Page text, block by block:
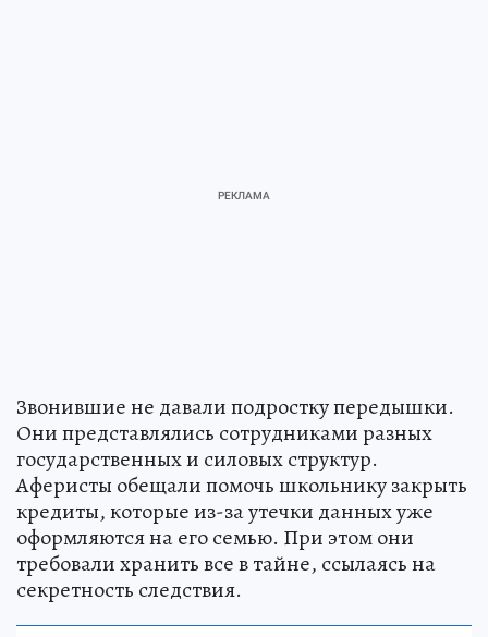
Звонившие не давали подростку передышки.
Они представлялись сотрудниками разных
государственных и силовых структур.
Аферисты обещали помочь школьнику закрыть
кредиты, которые из-за утечки данных уже
оформляются на его семью. При этом они
требовали хранить все в тайне, ссылаясь на
секретность следствия.